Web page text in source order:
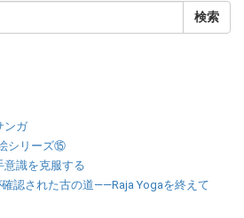
ンガ
シリーズ⑮
意識を克服する
認された古の道――Raja Yogaを終えて